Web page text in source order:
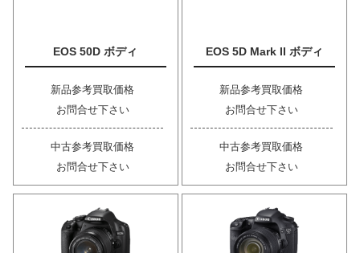
EOS 50D ボディ
新品参考買取価格
お問合せ下さい
中古参考買取価格
お問合せ下さい
EOS 5D Mark II ボディ
新品参考買取価格
お問合せ下さい
中古参考買取価格
お問合せ下さい